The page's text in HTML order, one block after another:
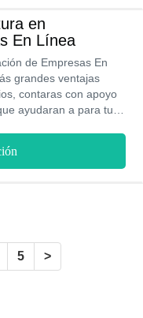
en
En Línea
de Empresas En
grandes ventajas
contaras con apoyo
ayudaran a para tus
están
ultimo está disponible
5 >